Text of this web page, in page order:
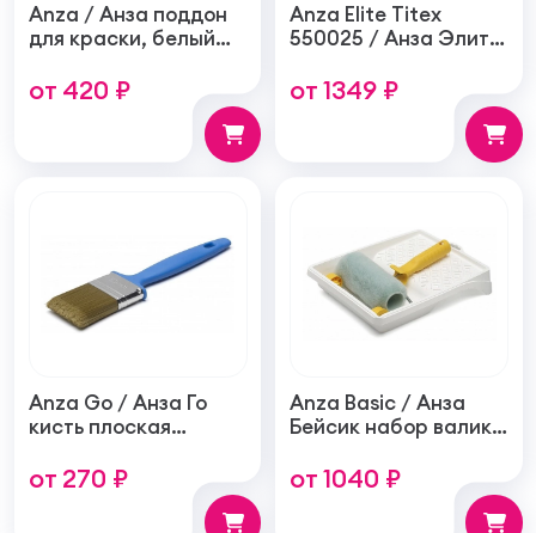
Anza / Анза поддон
для краски, белый
от 420 ₽
Anza Elite Titex
550025 / Анза Элит
средняя гладкость,
от 1349 ₽
Anza Go / Анза Го
кисть плоская
синтетическая
от 270 ₽
Anza Basic / Анза
Бейсик набор валик
средняя структура
от 1040 ₽